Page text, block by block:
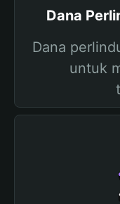
Dana
Dana
untuk